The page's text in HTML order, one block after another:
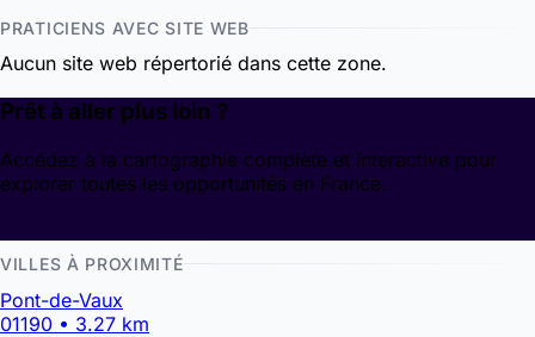
PRATICIENS AVEC SITE WEB
Aucun site web répertorié dans cette zone.
Prêt à aller plus loin ?
Accédez à la cartographie complète et interactive pour
explorer toutes les opportunités en France.
VILLES À PROXIMITÉ
Pont-de-Vaux
01190 • 3.27 km